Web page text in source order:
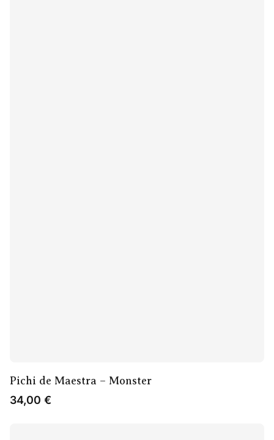
Pichi de Maestra – Monster
34,00 €